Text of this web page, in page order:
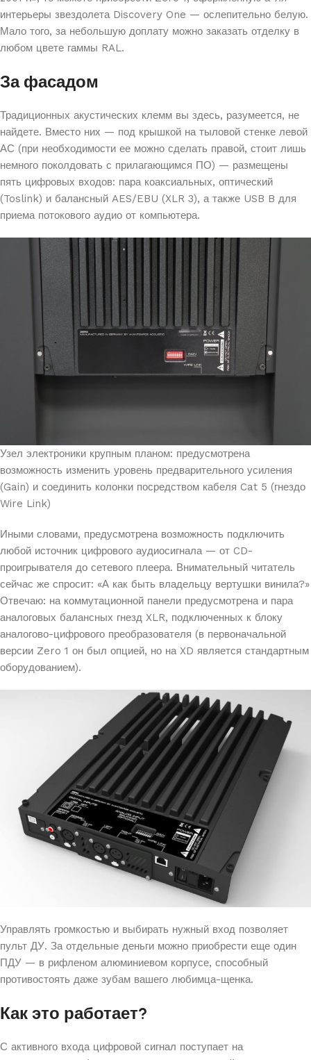
интерьеры звездолета Discovery One — ослепительно белую.
Мало того, за небольшую доплату можно заказать отделку в
любом цвете гаммы RAL.
За фасадом
Традиционных акустических клемм вы здесь, разумеется, не
найдете. Вместо них — под крышкой на тыловой стенке левой
АС (при необходимости ее можно сделать правой, стоит лишь
немного поколдовать с прилагающимся ПО) — размещены
пять цифровых входов: пара коаксиальных, оптический
(Toslink) и балансный AES/EBU (XLR 3), а также USB B для
приема потокового аудио от компьютера.
Узел электроники крупным планом: предусмотрена
возможность изменить уровень предварительного усиления
(Gain) и соединить колонки посредством кабеля Cat 5 (гнездо
Wire Link)
Иными словами, предусмотрена возможность подключить
любой источник цифрового аудиосигнала — от CD-
проигрывателя до сетевого плеера. Внимательный читатель
сейчас же спросит: «А как быть владельцу вертушки винила?»
Отвечаю: на коммутационной панели предусмотрена и пара
аналоговых балансных гнезд XLR, подключенных к блоку
аналогово-цифрового преобразователя (в первоначальной
версии Zero 1 он был опцией, но на XD является стандартным
оборудованием).
Управлять громкостью и выбирать нужный вход позволяет
пульт ДУ. За отдельные деньги можно приобрести еще один
ПДУ — в рифленом алюминиевом корпусе, способный
противостоять даже зубам вашего любимца-щенка.
Как это работает?
С активного входа цифровой сигнал поступает на